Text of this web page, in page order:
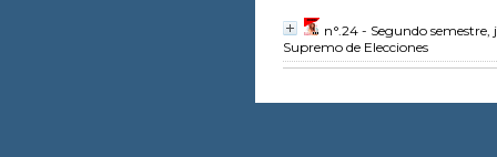
n°.24 - Segundo
Supremo de Elecciones